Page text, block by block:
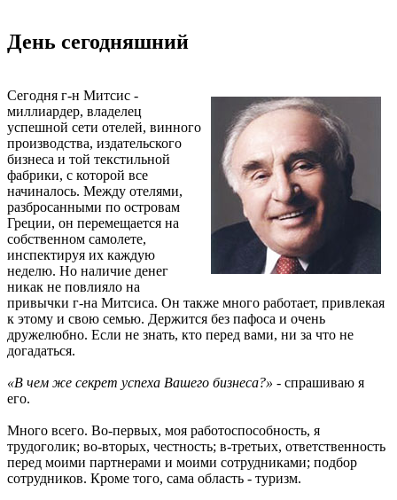
День сегодняшний
Сегодня г-н Митсис -
миллиардер, владелец
успешной сети отелей, винного
производства, издательского
бизнеса и той текстильной
фабрики, с которой все
начиналось. Между отелями,
разбросанными по островам
Греции, он перемещается на
собственном самолете,
инспектируя их каждую
неделю. Но наличие денег
никак не повлияло на
привычки г-на Митсиса. Он также много работает, привлекая
к этому и свою семью. Держится без пафоса и очень
дружелюбно. Если не знать, кто перед вами, ни за что не
догадаться.
«В чем же секрет успеха Вашего бизнеса?» - спрашиваю я
его.
Много всего. Во-первых, моя работоспособность, я
трудоголик; во-вторых, честность; в-третьих, ответственность
перед моими партнерами и моими сотрудниками; подбор
сотрудников. Кроме того, сама область - туризм.